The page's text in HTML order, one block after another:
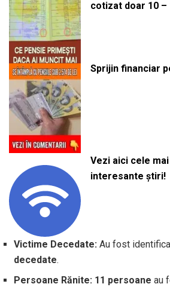
cotizat doar 10 –
Sprijin financiar
Vezi aici cele
interesante știri!
Victime Decedate: Au fost
decedate.
Persoane Rănite: 11 persoane au